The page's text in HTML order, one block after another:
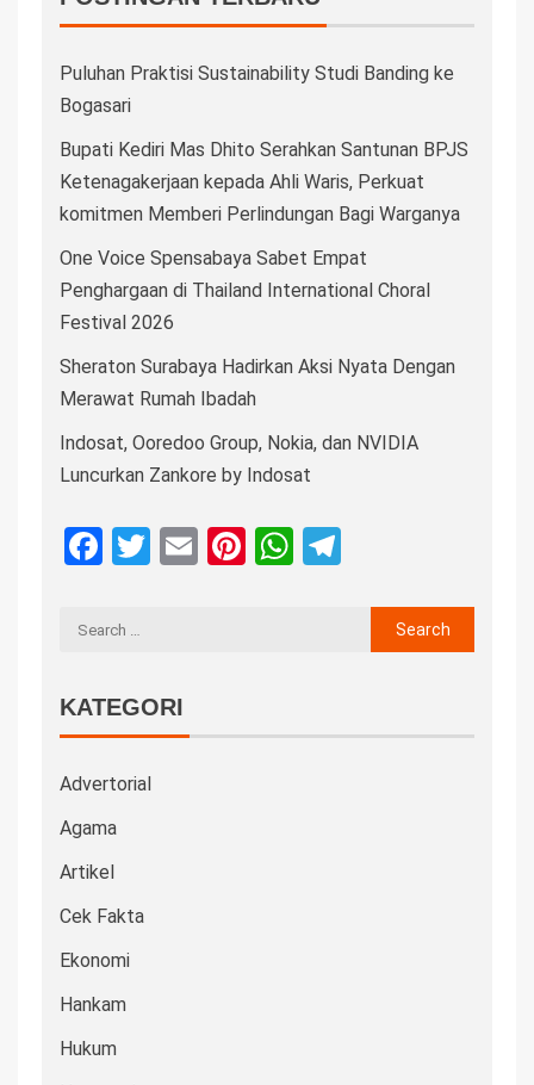
Puluhan Praktisi Sustainability Studi Banding ke
Bogasari
Bupati Kediri Mas Dhito Serahkan Santunan BPJS
Ketenagakerjaan kepada Ahli Waris, Perkuat
komitmen Memberi Perlindungan Bagi Warganya
One Voice Spensabaya Sabet Empat
Penghargaan di Thailand International Choral
Festival 2026
Sheraton Surabaya Hadirkan Aksi Nyata Dengan
Merawat Rumah Ibadah
Indosat, Ooredoo Group, Nokia, dan NVIDIA
Luncurkan Zankore by Indosat
Facebook
Twitter
EmailPinterest
WhatsApp
KATEGORI
Advertorial
Agama
Artikel
Cek Fakta
Ekonomi
Hankam
Hukum